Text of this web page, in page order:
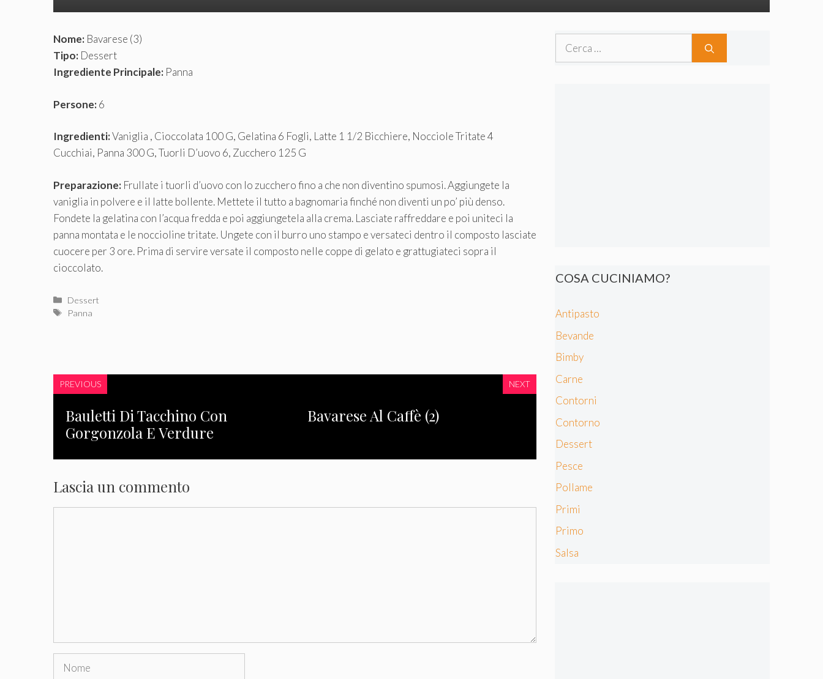
Nome: Bavarese (3)
Tipo: Dessert
Ingrediente Principale: Panna
Persone:6
Ingredienti:Vaniglia , Cioccolata 100 G, Gelatina 6 Fogli, Latte 1 1/2 Bicchiere, Nocciole Tritate 4
Cucchiai, Panna 300 G, Tuorli D’uovo 6, Zucchero 125 G
Preparazione: Frullate i tuorli d’uovo con lo zucchero fino a che non diventino spumosi. Aggiungete la
vaniglia in polvere e il latte bollente. Mettete il tutto a bagnomaria finché non diventi un po’ più denso.
Fondete la gelatina con l’acqua fredda e poi aggiungetela alla crema. Lasciate raffreddare e poi uniteci la
panna montata e le noccioline tritate. Ungete con il burro uno stampo e versateci dentro il composto lasciate
cuocere per 3 ore. Prima di servire versate il composto nelle coppe di gelato e grattugiateci sopra il
cioccolato.
Categorie
Dessert
Tag
Panna
PREVIOUS
Bauletti Di Tacchino Con
Gorgonzola E Verdure
NEXT
Bavarese Al Caffè (2)
Lascia un commento
Nome
Ricerca
COSA CUCINIAMO?
Antipasto
Bevande
Bimby
Carne
Contorni
Contorno
Dessert
Pesce
Pollame
Primi
Primo
Salsa